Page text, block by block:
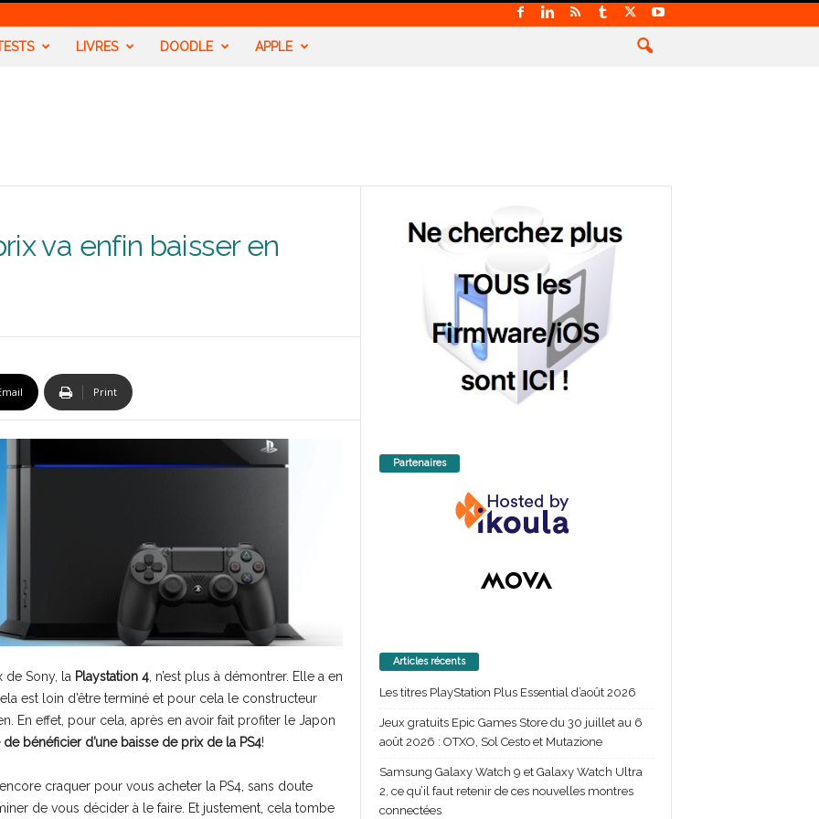
LIVRES DOODLE APPLE
va enfin baisser en
Print
Sony, la Playstation 4, n’est plus à démontrer. Elle a en
est loin d’être terminé et pour cela le constructeur
En effet, pour cela, après en avoir fait profiter le Japon
bénéficier d’une baisse de prix de la PS4!
craquer pour vous acheter la PS4, sans doute
de vous décider à le faire. Et justement, cela tombe
Partenaires
Articles récents
Les titres PlayStation Plus Essential d’août 2026
Jeux gratuits Epic Games Store du 30 juillet au 6
août 2026 : OTXO, Sol Cesto et Mutazione
Samsung Galaxy Watch 9 et Galaxy Watch Ultra
2, ce qu’il faut retenir de ces nouvelles montres
connectées